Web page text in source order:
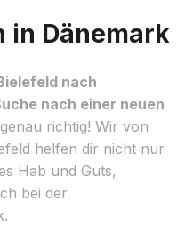
in Dänemark
nach
nach einer neuen
richtig! Wir von
helfen dir nicht nur
Hab und Guts,
bei der